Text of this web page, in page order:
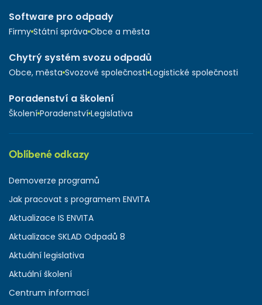
Software pro odpady
Firmy Státní správa Obce a města
Chytrý systém svozu odpadů
Obce, města Svozové společnosti Logistické společnosti
Poradenství a školení
Školení Poradenství Legislativa
Oblíbené odkazy
Demoverze programů
Jak pracovat s programem ENVITA
Aktualizace IS ENVITA
Aktualizace SKLAD Odpadů 8
Aktuální legislativa
Aktuální školení
Centrum informací